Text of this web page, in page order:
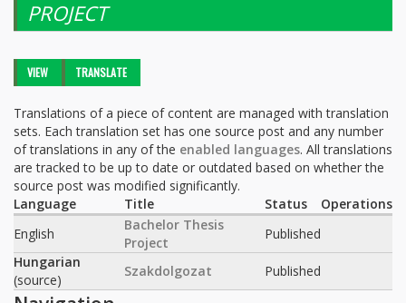
PROJECT
Primary tabs
VIEW TRANSLATE
Translations of a piece of content are managed with translation
sets. Each translation set has one source post and any number
of translations in any of the enabled languages. All translations
are tracked to be up to date or outdated based on whether the
source post was modified significantly.
Language
Title Status
Operations
English
Bachelor Thesis
Project
Published
Hungarian
(source)
Szakdolgozat Published